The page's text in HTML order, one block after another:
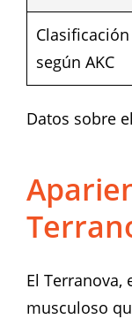
Clasificación
según AKC
Datos sobre
El Terranova,
musculoso